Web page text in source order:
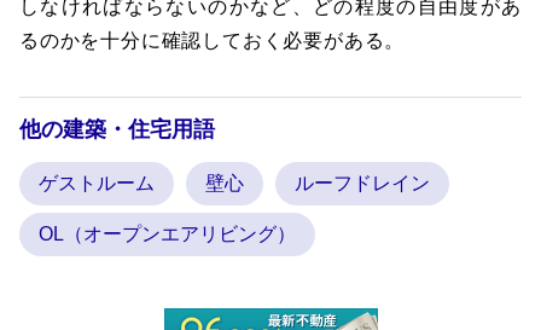
しなければならないのかなど、どの程度の自由度があ
るのかを十分に確認しておく必要がある。
他の建築・住宅用語
ゲストルーム 壁心 ルーフドレイン
OL（オープンエアリビング）